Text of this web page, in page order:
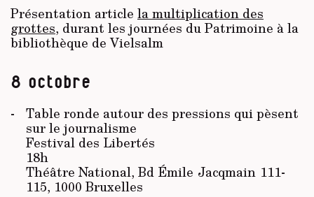
Présentation article la multiplication des
grottes, durant les journées du Patrimoine à la
bibliothèque de Vielsalm
8 octobre
Table ronde autour des pressions qui pèsent
sur le journalisme
Festival des Libertés
18h
Théâtre National, Bd Émile Jacqmain 111-
115, 1000 Bruxelles